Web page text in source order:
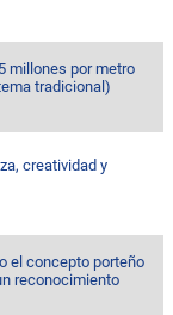
millones por metro
tradicional)
creatividad y
el concepto porteño
reconocimiento